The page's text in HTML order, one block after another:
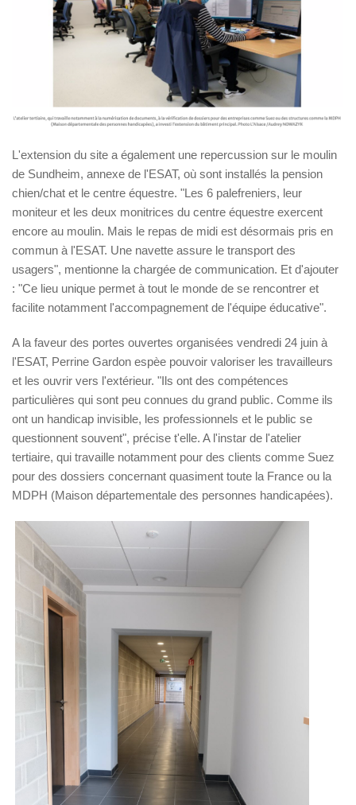
L'extension du site a également une repercussion sur le moulin
de Sundheim, annexe de l'ESAT, où sont installés la pension
chien/chat et le centre équestre. "Les 6 palefreniers, leur
moniteur et les deux monitrices du centre équestre exercent
encore au moulin. Mais le repas de midi est désormais pris en
commun à l'ESAT. Une navette assure le transport des
usagers", mentionne la chargée de communication. Et d'ajouter
: "Ce lieu unique permet à tout le monde de se rencontrer et
facilite notamment l'accompagnement de l'équipe éducative".
A la faveur des portes ouvertes organisées vendredi 24 juin à
l'ESAT, Perrine Gardon espèe pouvoir valoriser les travailleurs
et les ouvrir vers l'extérieur. "Ils ont des compétences
particulières qui sont peu connues du grand public. Comme ils
ont un handicap invisible, les professionnels et le public se
questionnent souvent", précise t'elle. A l'instar de l'atelier
tertiaire, qui travaille notamment pour des clients comme Suez
pour des dossiers concernant quasiment toute la France ou la
MDPH (Maison départementale des personnes handicapées).